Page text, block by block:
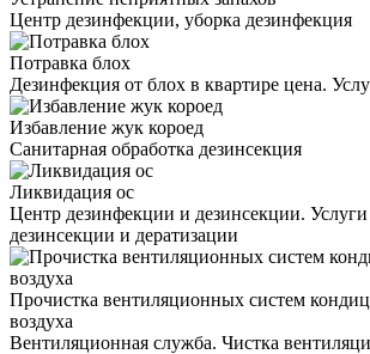
Центр дезинфекции, уборка дезинфекция
Потравка блох
Дезинфекция от блох в квартире цена.
Избавление жук короед
Санитарная обработка дезинсекция
Ликвидация ос
Центр дезинфекции и дезинсекции.
дезинсекции и дератизации
Прочистка вентиляционных систем
воздуха
Вентиляционная служба. Чистка